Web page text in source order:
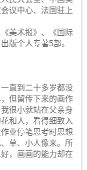
议中心、法国驻上
美术报》、《国际
版个人专著5部。
直到二十多岁都没
但留传下来的画作
很小就站在父亲身
和人，看得细致入
业停笔思考时思想
草、小人像来。所
，画画的能力却在